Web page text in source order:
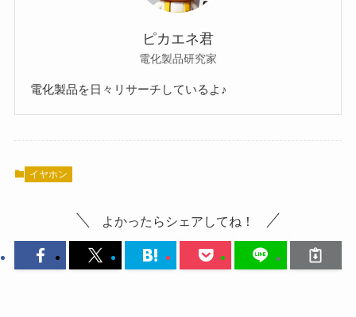
ピカエネ君
電化製品研究家
電化製品を日々リサーチしているよ♪
イヤホン
よかったらシェアしてね！